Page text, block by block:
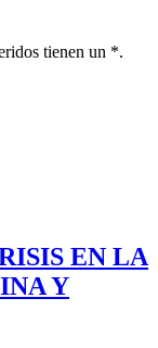
tienen un *.
EN LA
Y